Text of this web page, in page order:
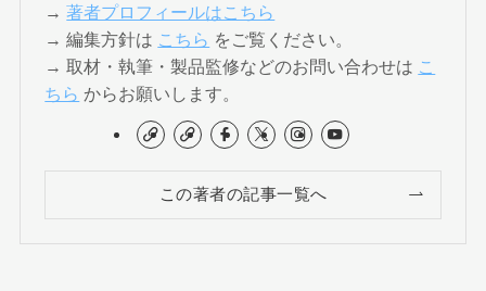
→著者プロフィールはこちら
→ 編集方針は こちら をご覧ください。
→ 取材・執筆・製品監修などのお問い合わせは こ
ちら からお願いします。
この著者の記事一覧へ